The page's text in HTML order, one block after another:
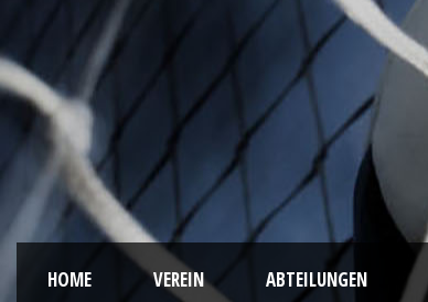
HOME VEREIN ABTEILUNGEN